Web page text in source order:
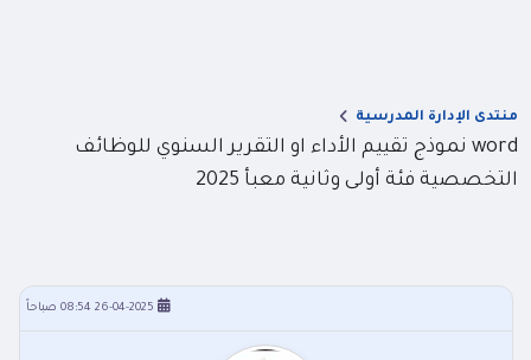
منتدى الإدارة المدرسية
word نموذج تقييم الأداء او التقرير السنوي للوظائف
التخصصية فئة أولى وثانية معبأ 2025
26-04-2025 08:54 صباحاً